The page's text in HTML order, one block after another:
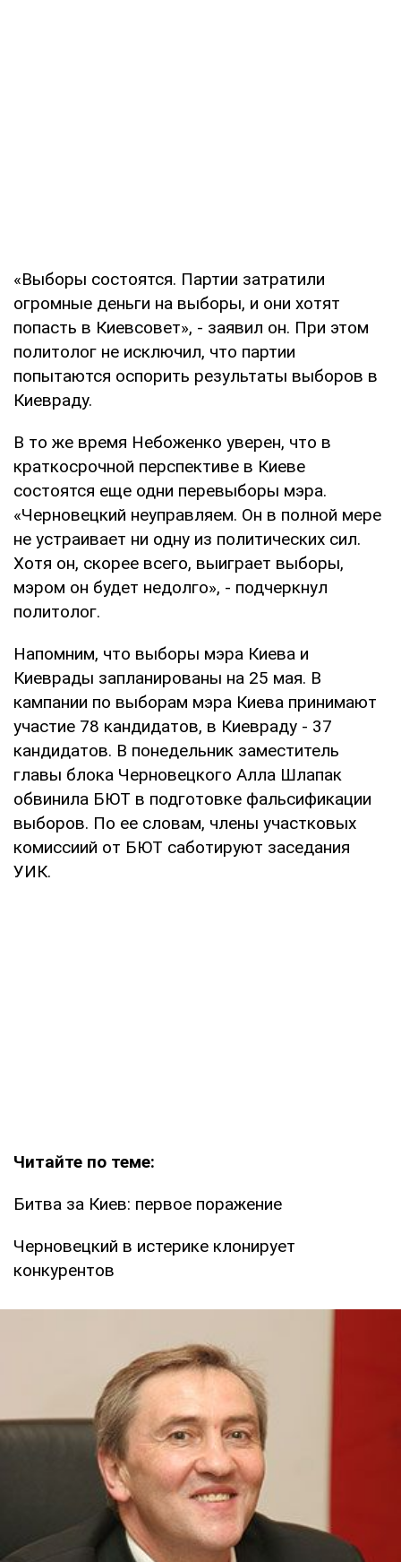
«Выборы состоятся. Партии затратили
огромные деньги на выборы, и они хотят
попасть в Киевсовет», - заявил он. При этом
политолог не исключил, что партии
попытаются оспорить результаты выборов в
Киевраду.
В то же время Небоженко уверен, что в
краткосрочной перспективе в Киеве
состоятся еще одни перевыборы мэра.
«Черновецкий неуправляем. Он в полной мере
не устраивает ни одну из политических сил.
Хотя он, скорее всего, выиграет выборы,
мэром он будет недолго», - подчеркнул
политолог.
Напомним, что выборы мэра Киева и
Киеврады запланированы на 25 мая. В
кампании по выборам мэра Киева принимают
участие 78 кандидатов, в Киевраду - 37
кандидатов. В понедельник заместитель
главы блока Черновецкого Алла Шлапак
обвинила БЮТ в подготовке фальсификации
выборов. По ее словам, члены участковых
комиссиий от БЮТ саботируют заседания
УИК.
Читайте по теме:
Битва за Киев: первое поражение
Черновецкий в истерике клонирует
конкурентов